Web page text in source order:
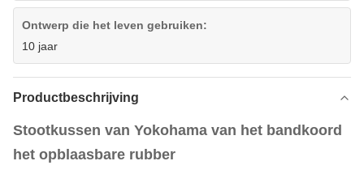
Ontwerp die het leven gebruiken:
10 jaar
Productbeschrijving
Stootkussen van Yokohama van het bandkoord
het opblaasbare rubber